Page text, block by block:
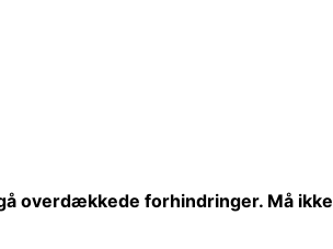
overdækkede forhindringer. Må ikke